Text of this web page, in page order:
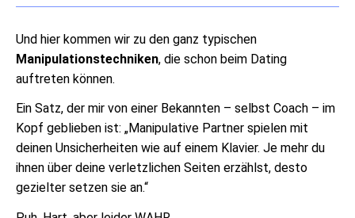
Und hier kommen wir zu den ganz typischen
Manipulationstechniken, die schon beim Dating
auftreten können.
Ein Satz, der mir von einer Bekannten – selbst Coach – im
Kopf geblieben ist: „Manipulative Partner spielen mit
deinen Unsicherheiten wie auf einem Klavier. Je mehr du
ihnen über deine verletzlichen Seiten erzählst, desto
gezielter setzen sie an.“